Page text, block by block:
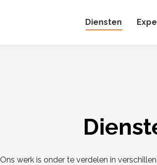
Diensten
Ons werk is onder te verdelen in